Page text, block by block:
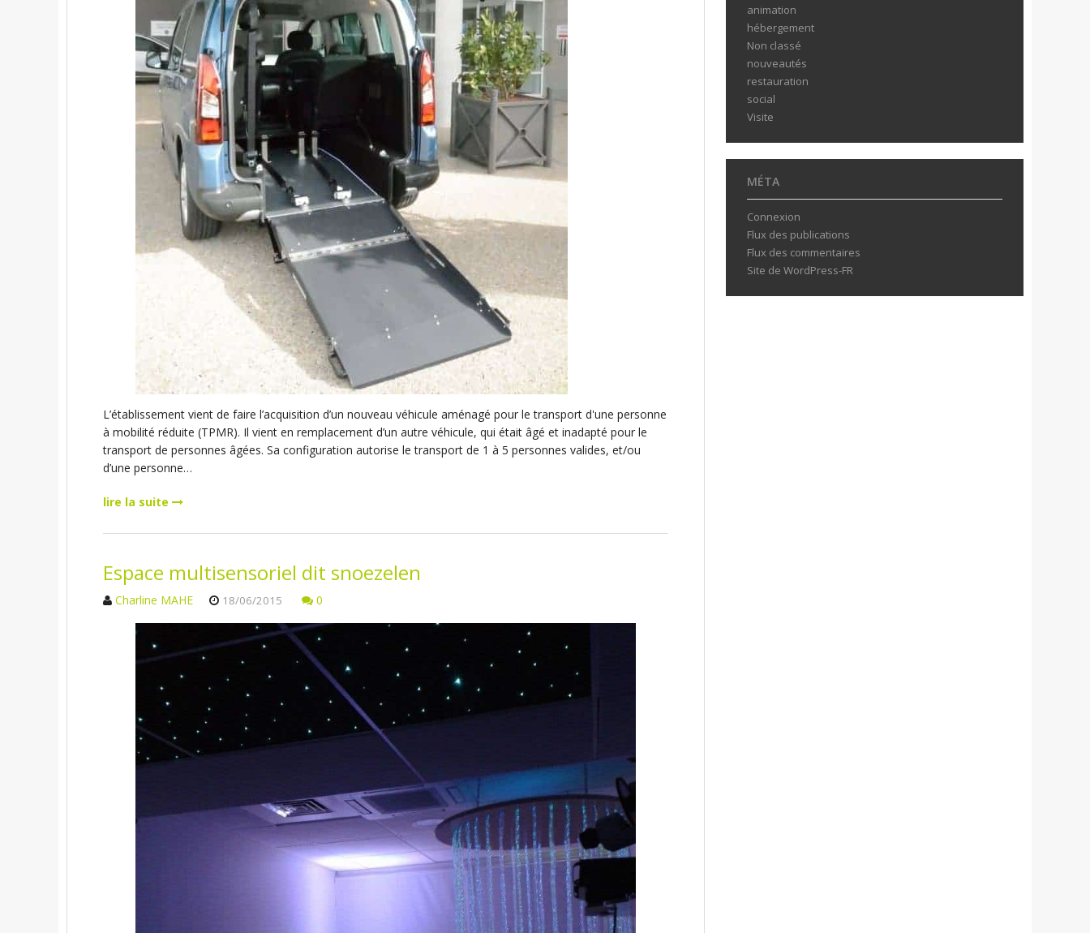
L’établissement vient de faire l’acquisition d’un nouveau véhicule aménagé pour le transport d'une personne
à mobilité réduite (TPMR). Il vient en remplacement d’un autre véhicule, qui était âgé et inadapté pour le
transport de personnes âgées. Sa configuration autorise le transport de 1 à 5 personnes valides, et/ou
d’une personne…
lire la suite
Espace multisensoriel dit snoezelen
Charline MAHE 18/06/2015 0
animation
hébergement
Non classé
nouveautés
restauration
social
Visite
MÉTA
Connexion
Flux des publications
Flux des commentaires
Site de WordPress-FR